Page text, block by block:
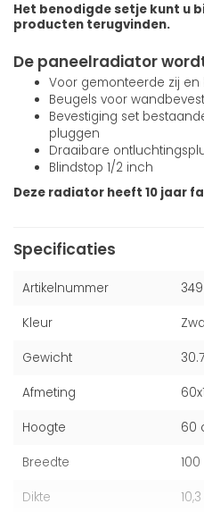
Het benodigde setje kunt u
producten terugvinden.
De paneelradiator
Voor gemonteerde zij en
Beugels voor
Bevestiging set
pluggen
Draaibare
Blindstop 1/2 inch
Deze radiator heeft 10 jaar
Specificaties
Artikelnummer
Kleur
Gewicht
Afmeting
Hoogte 60
Breedte
Dikte